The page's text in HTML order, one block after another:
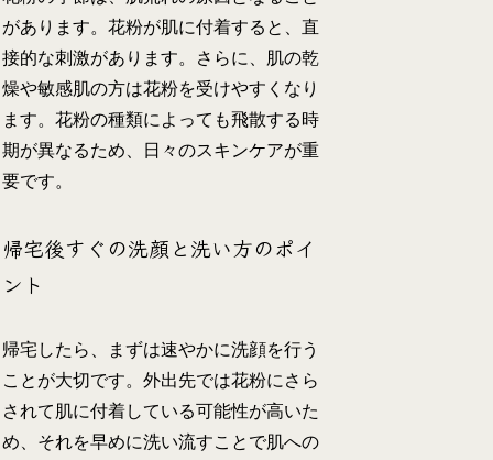
があります。花粉が肌に付着すると、直
接的な刺激があります。さらに、肌の乾
燥や敏感肌の方は花粉を受けやすくなり
ます。花粉の種類によっても飛散する時
期が異なるため、日々のスキンケアが重
要です。
帰宅後すぐの洗顔と洗い方のポイ
ント
帰宅したら、まずは速やかに洗顔を行う
ことが大切です。外出先では花粉にさら
されて肌に付着している可能性が高いた
め、それを早めに洗い流すことで肌への